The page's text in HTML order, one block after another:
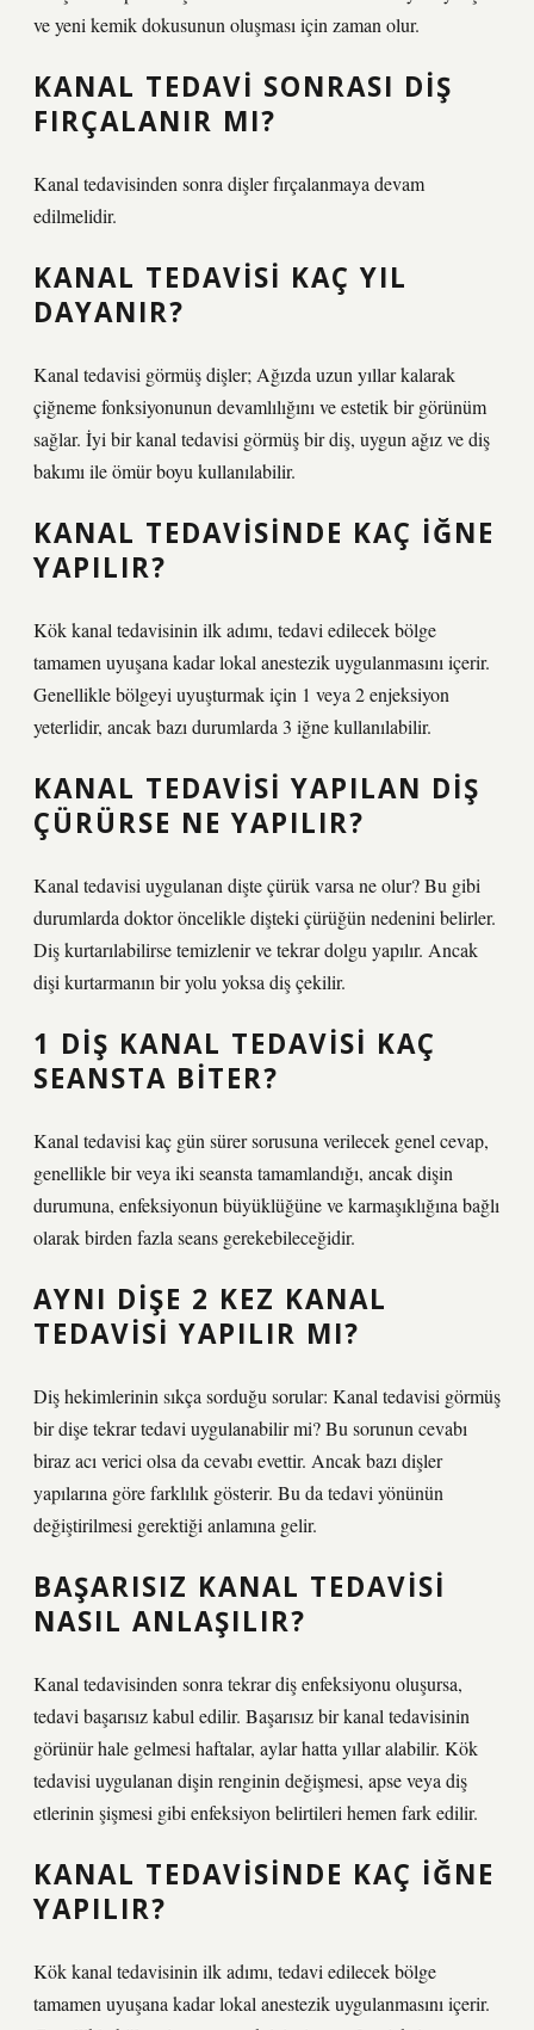
ve yeni kemik dokusunun oluşması için zaman olur.
KANAL TEDAVI SONRASI DIŞ
FIRÇALANIR MI?
Kanal tedavisinden sonra dişler fırçalanmaya devam
edilmelidir.
KANAL TEDAVISI KAÇ YIL
DAYANIR?
Kanal tedavisi görmüş dişler; Ağızda uzun yıllar kalarak
çiğneme fonksiyonunun devamlılığını ve estetik bir görünüm
sağlar. İyi bir kanal tedavisi görmüş bir diş, uygun ağız ve diş
bakımı ile ömür boyu kullanılabilir.
KANAL TEDAVISINDE KAÇ IĞNE
YAPILIR?
Kök kanal tedavisinin ilk adımı, tedavi edilecek bölge
tamamen uyuşana kadar lokal anestezik uygulanmasını içerir.
Genellikle bölgeyi uyuşturmak için 1 veya 2 enjeksiyon
yeterlidir, ancak bazı durumlarda 3 iğne kullanılabilir.
KANAL TEDAVISI YAPILAN DIŞ
ÇÜRÜRSE NE YAPILIR?
Kanal tedavisi uygulanan dişte çürük varsa ne olur? Bu gibi
durumlarda doktor öncelikle dişteki çürüğün nedenini belirler.
Diş kurtarılabilirse temizlenir ve tekrar dolgu yapılır. Ancak
dişi kurtarmanın bir yolu yoksa diş çekilir.
1 DIŞ KANAL TEDAVISI KAÇ
SEANSTA BITER?
Kanal tedavisi kaç gün sürer sorusuna verilecek genel cevap,
genellikle bir veya iki seansta tamamlandığı, ancak dişin
durumuna, enfeksiyonun büyüklüğüne ve karmaşıklığına bağlı
olarak birden fazla seans gerekebileceğidir.
AYNI DIŞE 2 KEZ KANAL
TEDAVISI YAPILIR MI?
Diş hekimlerinin sıkça sorduğu sorular: Kanal tedavisi görmüş
bir dişe tekrar tedavi uygulanabilir mi? Bu sorunun cevabı
biraz acı verici olsa da cevabı evettir. Ancak bazı dişler
yapılarına göre farklılık gösterir. Bu da tedavi yönünün
değiştirilmesi gerektiği anlamına gelir.
BAŞARISIZ KANAL TEDAVISI
NASIL ANLAŞILIR?
Kanal tedavisinden sonra tekrar diş enfeksiyonu oluşursa,
tedavi başarısız kabul edilir. Başarısız bir kanal tedavisinin
görünür hale gelmesi haftalar, aylar hatta yıllar alabilir. Kök
tedavisi uygulanan dişin renginin değişmesi, apse veya diş
etlerinin şişmesi gibi enfeksiyon belirtileri hemen fark edilir.
KANAL TEDAVISINDE KAÇ IĞNE
YAPILIR?
Kök kanal tedavisinin ilk adımı, tedavi edilecek bölge
tamamen uyuşana kadar lokal anestezik uygulanmasını içerir.